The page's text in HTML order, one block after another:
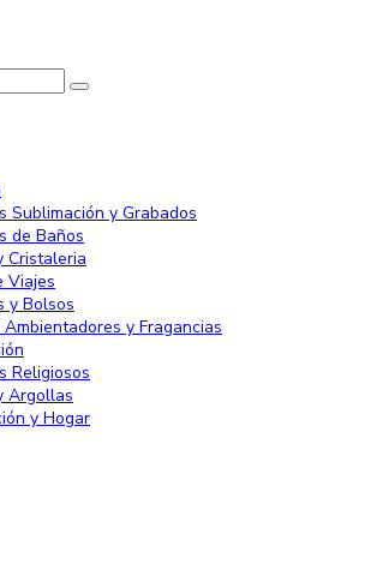
Sublimación y Grabados
de Baños
Cristaleria
Viajes
y Bolsos
Ambientadores y Fragancias
Religiosos
Argollas
y Hogar